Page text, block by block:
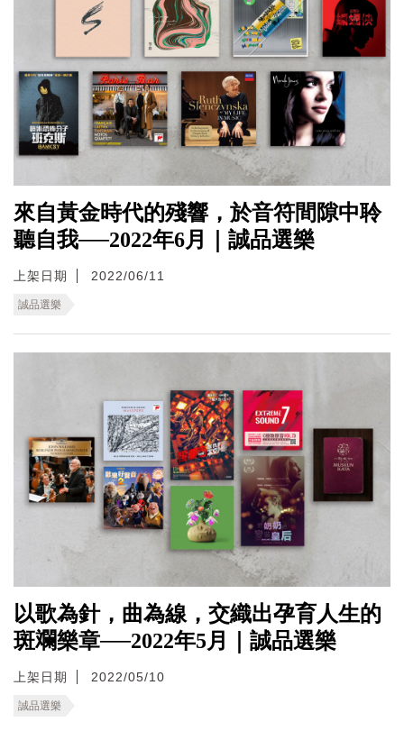
來自黃金時代的殘響，於音符間隙中聆
聽自我──2022年6月｜誠品選樂
上架日期 2022/06/11
誠品選樂
以歌為針，曲為線，交織出孕育人生的
斑斕樂章──2022年5月｜誠品選樂
上架日期 2022/05/10
誠品選樂